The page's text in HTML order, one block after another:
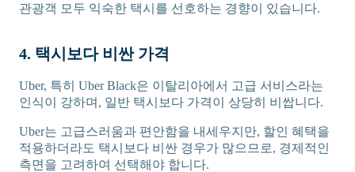
관광객 모두 익숙한 택시를 선호하는 경향이 있습니다.
4. 택시보다 비싼 가격
Uber, 특히 Uber Black은 이탈리아에서 고급 서비스라는
인식이 강하며, 일반 택시보다 가격이 상당히 비쌉니다.
Uber는 고급스러움과 편안함을 내세우지만, 할인 혜택을
적용하더라도 택시보다 비싼 경우가 많으므로, 경제적인
측면을 고려하여 선택해야 합니다.